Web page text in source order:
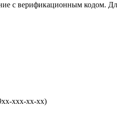
с верификационным кодом.
ххх-хх-хх)